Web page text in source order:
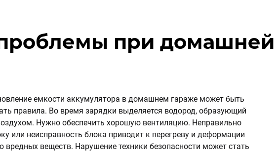
при домашней
емкости аккумулятора в домашнем гараже может быть
правила. Во время зарядки выделяется водород, образующий
Нужно обеспечить хорошую вентиляцию. Неправильно
или неисправность блока приводит к перегреву и деформации
вредных веществ. Нарушение техники безопасности может стать